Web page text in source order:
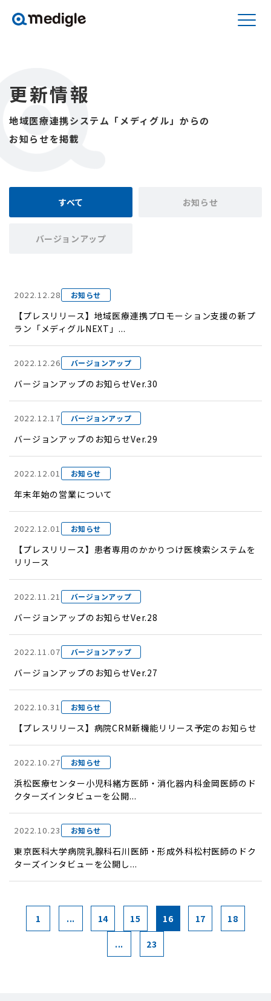
更新情報
地域医療連携システム「メディグル」からの
お知らせを掲載
すべて お知らせ
バージョンアップ
2022.12.28 お知らせ
【プレスリリース】地域医療連携プロモーション支援の新プ
ラン「メディグルNEXT」...
2022.12.26 バージョンアップ
バージョンアップのお知らせVer.30
2022.12.17 バージョンアップ
バージョンアップのお知らせVer.29
2022.12.01 お知らせ
年末年始の営業について
2022.12.01 お知らせ
【プレスリリース】患者専用のかかりつけ医検索システムを
リリース
2022.11.21 バージョンアップ
バージョンアップのお知らせVer.28
2022.11.07 バージョンアップ
バージョンアップのお知らせVer.27
2022.10.31 お知らせ
【プレスリリース】病院CRM新機能リリース予定のお知らせ
2022.10.27 お知らせ
浜松医療センター小児科緒方医師・消化器内科金岡医師のド
クターズインタビューを公開...
2022.10.23 お知らせ
東京医科大学病院乳腺科石川医師・形成外科松村医師のドク
ターズインタビューを公開し...
1 ... 14 15 16 17 18
... 23